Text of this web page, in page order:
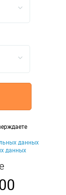
данных
данных